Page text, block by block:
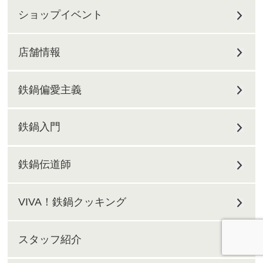
ショップイベント
店舗情報
鉄鍋偏愛主義
鉄鍋入門
鉄鍋伝道師
VIVA！鉄鍋クッキング
スタッフ紹介